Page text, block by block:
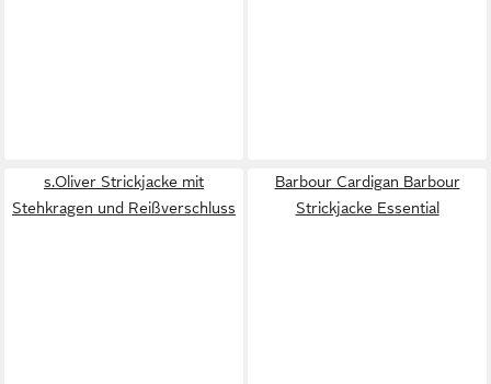
s.Oliver Strickjacke mit
Stehkragen und Reißverschluss
Barbour Cardigan Barbour
Strickjacke Essential